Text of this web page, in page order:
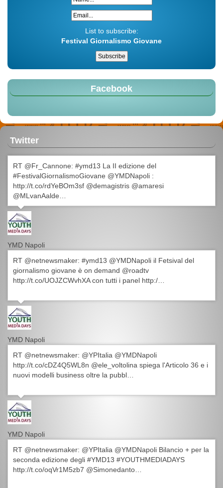
List to subscribe:
Festival Giornalismo Giovane
Facebook
Twitter
RT @Fr_Cannone: #ymd13 La II edizione del
#FestivalGiornalismoGiovane @YMDNapoli :
http://t.co/rdYeBOm3sf @demagistris @amaresi
@MLvanAalde…
YMD Napoli
RT @netnewsmaker: #ymd13 @YMDNapoli il Fetsival del
giornalismo giovane è on demand @roadtv
http://t.co/UOJZCWvhXA con tutti i panel http:/…
YMD Napoli
RT @netnewsmaker: @YPItalia @YMDNapoli
http://t.co/cDZ4Q5WL8n @ele_voltolina spiega l'Articolo 36 e i
nuovi modelli business oltre la pubbl…
YMD Napoli
RT @netnewsmaker: @YPItalia @YMDNapoli Bilancio + per la
seconda edizione degli #YMD13 #YOUTHMEDIADAYS
http://t.co/oqVr1M5zb7 @Simonedanto…